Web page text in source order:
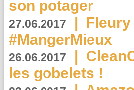
son potager
27.06.2017 |
#MangerMieux
26.06.2017 |
les gobelets !